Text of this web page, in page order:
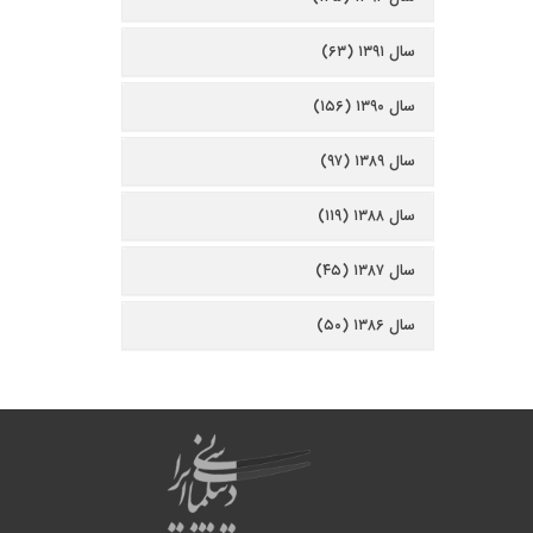
سال ۱۳۹۱ (۶۳)
سال ۱۳۹۰ (۱۵۶)
سال ۱۳۸۹ (۹۷)
سال ۱۳۸۸ (۱۱۹)
سال ۱۳۸۷ (۴۵)
سال ۱۳۸۶ (۵۰)